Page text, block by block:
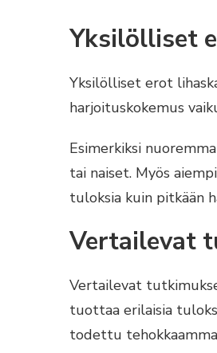
Yksilölliset
Yksilölliset erot
harjoituskokemus
Esimerkiksi
tai naiset. Myös
tuloksia kuin pitkään
Vertailevat
Vertailevat
tuottaa erilaisia
todettu